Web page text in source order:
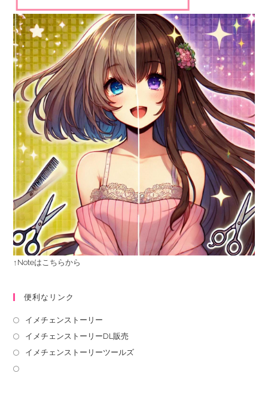
↑Noteはこちらから
便利なリンク
イメチェンストーリー
イメチェンストーリーDL販売
イメチェンストーリーツールズ